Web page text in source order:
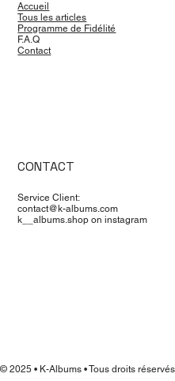
Accueil
Tous les articles
Programme de Fidélité
F.A.Q
Contact
CONTACT
Service Client:
contact@k-albums.com
k__albums.shop on instagram
© 2025 • K-Albums • Tous droits réservés